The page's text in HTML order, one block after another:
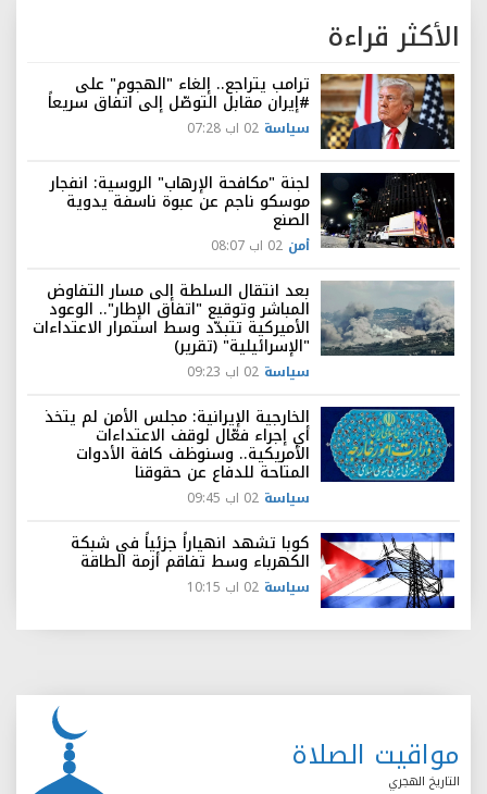
الأكثر قراءة
ترامب يتراجع.. إلغاء "الهجوم" على
#إيران مقابل التوصّل إلى اتفاق سريعاً
سياسة 02 اب 07:28
لجنة "مكافحة الإرهاب" الروسية: انفجار
موسكو ناجم عن عبوة ناسفة يدوية
الصنع
أمن 02 اب 08:07
بعد انتقال السلطة إلى مسار التفاوض
المباشر وتوقيع "اتفاق الإطار".. الوعود
الأميركية تتبدّد وسط استمرار الاعتداءات
"الإسرائيلية" (تقرير)
سياسة 02 اب 09:23
الخارجية الإيرانية: مجلس الأمن لم يتخذ
أي إجراء فعّال لوقف الاعتداءات
الأمريكية.. وسنوظف كافة الأدوات
المتاحة للدفاع عن حقوقنا
سياسة 02 اب 09:45
كوبا تشهد انهياراً جزئياً في شبكة
الكهرباء وسط تفاقم أزمة الطاقة
سياسة 02 اب 10:15
مواقيت الصلاة
التاريخ الهجري